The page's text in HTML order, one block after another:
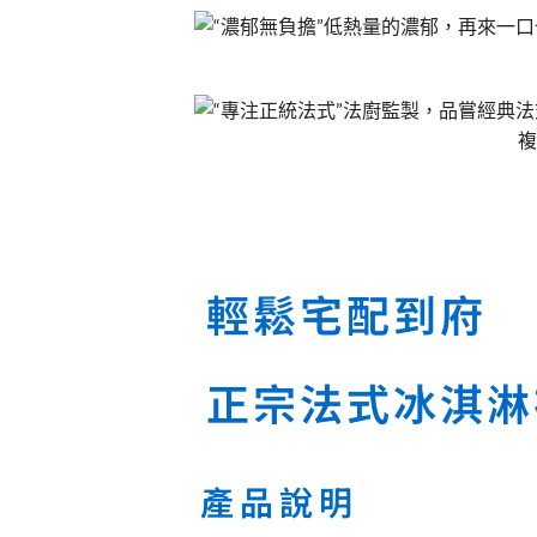
輕鬆宅配到府
正宗法式冰淇
產品說明